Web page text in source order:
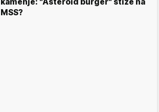
kamenje: "Asteroid burger" stiže na
MSS?